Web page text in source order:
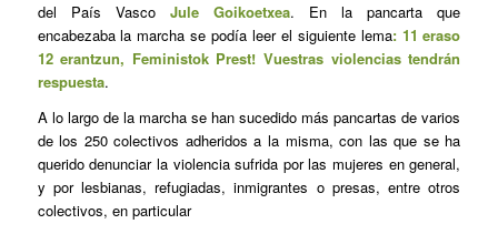
del País Vasco Jule Goikoetxea. En la pancarta que
encabezaba la marcha se podía leer el siguiente lema: 11 eraso
12 erantzun, Feministok Prest! Vuestras violencias tendrán
respuesta.
A lo largo de la marcha se han sucedido más pancartas de varios
de los 250 colectivos adheridos a la misma, con las que se ha
querido denunciar la violencia sufrida por las mujeres en general,
y por lesbianas, refugiadas, inmigrantes o presas, entre otros
colectivos, en particular